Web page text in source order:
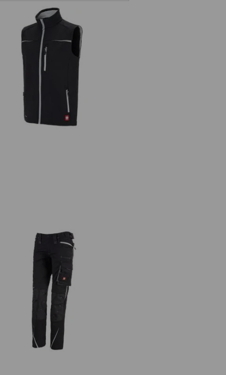
Softshell Weste e.s.motion 2020
e.s.motion 2020 Winter